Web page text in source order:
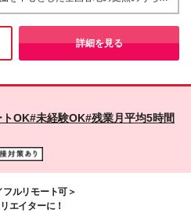
ンテ
率歩合給は獲得粗利額の最高30％で
あわせて配属いたします。 ≪注文
関西】 東京、千葉、埼玉、
愛知、三重、岐阜、静岡、大阪、京
関西】 東京、千葉、埼玉、
栃木、群馬、北海
、岡山、広島、福岡、青森、岩手、秋
、山梨、長野、富山、石川、福井、和
口、徳島、香川、愛媛、高知、熊本、
詳細を見る
OK#未経験OK#残業月平均5時間
ルリモート可＞
エイターに！